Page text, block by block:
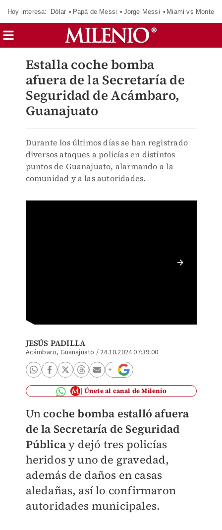
Hoy interesa: Dólar Papá de Messi Jorge Messi Miami vs
Estalla coche bomba
afuera de la Secretaría de
Seguridad de Acámbaro,
Guanajuato
Durante los últimos días se han registrado
diversos ataques a policías en distintos
puntos de Guanajuato, alarmando a la
comunidad y a las autoridades.
JESÚS PADILLA
Acámbaro, Guanajuato / 24.10.2024 07:39:00
Únete al canal de Milenio
Un coche bomba estalló afuera
de la Secretaría de Seguridad
Públicay dejó tres policías
heridos y uno de gravedad,
además de daños en casas
aledañas, así lo confirmaron
autoridades municipales.